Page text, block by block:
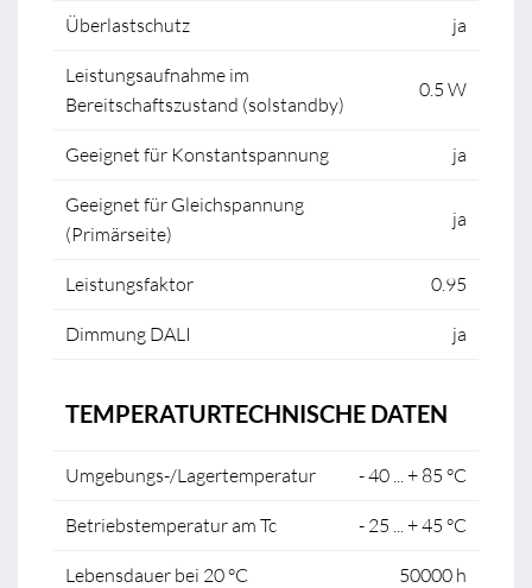
Überlastschutz ja
Leistungsaufnahme im
Bereitschaftszustand (solstandby)
0.5 W
Geeignet für Konstantspannung ja
Geeignet für Gleichspannung
(Primärseite)
ja
Leistungsfaktor 0.95
Dimmung DALI ja
TEMPERATURTECHNISCHE DATEN
Umgebungs-/Lagertemperatur - 40 ... + 85 °C
Betriebstemperatur am Tc - 25 ... + 45 °C
Lebensdauer bei 20 °C 50000 h